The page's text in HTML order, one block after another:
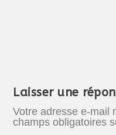
Laisser une
Votre adresse e-mail
champs obligatoires